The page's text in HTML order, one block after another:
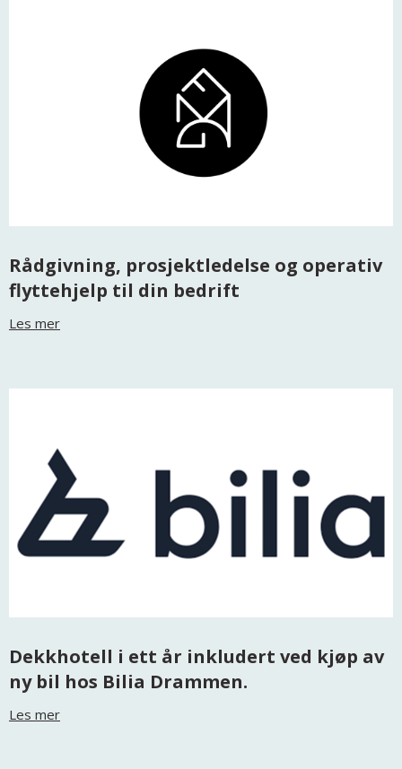
Rådgivning, prosjektledelse og operativ
flyttehjelp til din bedrift
Les mer
Dekkhotell i ett år inkludert ved kjøp av
ny bil hos Bilia Drammen.
Les mer